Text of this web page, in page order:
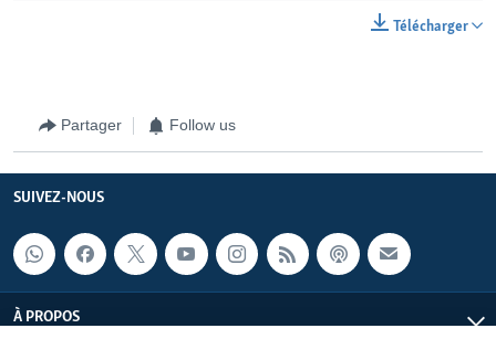
Télécharger
Partager Follow us
SUIVEZ-NOUS
À PROPOS